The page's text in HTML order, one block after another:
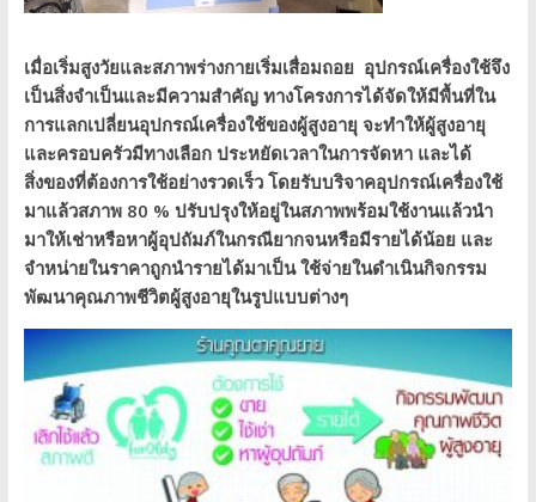
เมื่อเริ่มสูงวัยและสภาพร่างกายเริ่มเสื่อมถอย อุปกรณ์เครื่องใช้จึง
เป็นสิ่งจำเป็นและมีความสำคัญ ทางโครงการได้จัดให้มีพื้นที่ใน
การแลกเปลี่ยนอุปกรณ์เครื่องใช้ของผู้สูงอายุ จะทำให้ผู้สูงอายุ
และครอบครัวมีทางเลือก ประหยัดเวลาในการจัดหา และได้
สิ่งของที่ต้องการใช้อย่างรวดเร็ว โดยรับบริจาคอุปกรณ์เครื่องใช้
มาแล้วสภาพ 80 % ปรับปรุงให้อยู่ในสภาพพร้อมใช้งานแล้วนำ
มาให้เช่าหรือหาผู้อุปถัมภ์ในกรณียากจนหรือมีรายได้น้อย และ
จำหน่ายในราคาถูกนำรายได้มาเป็น ใช้จ่ายในดำเนินกิจกรรม
พัฒนาคุณภาพชีวิตผู้สูงอายุในรูปแบบต่างๆ